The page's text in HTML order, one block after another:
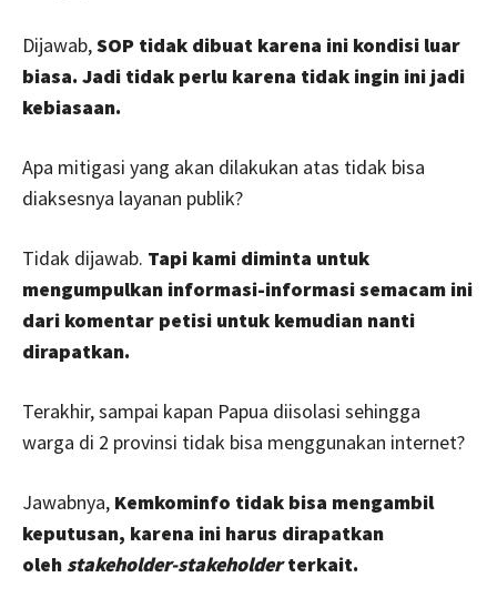
Dijawab,SOP tidak dibuat karena ini kondisi luar
biasa. Jadi tidak perlu karena tidak ingin ini jadi
kebiasaan.
Apa mitigasi yang akan dilakukan atas tidak bisa
diaksesnya layanan publik?
Tidak dijawab. Tapi kami diminta untuk
mengumpulkan informasi-informasi semacam ini
dari komentar petisi untuk kemudian nanti
dirapatkan.
Terakhir, sampai kapan Papua diisolasi sehingga
warga di 2 provinsi tidak bisa menggunakan internet?
Jawabnya, Kemkominfo tidak bisa mengambil
keputusan, karena ini harus dirapatkan
oleh stakeholder-stakeholderterkait.